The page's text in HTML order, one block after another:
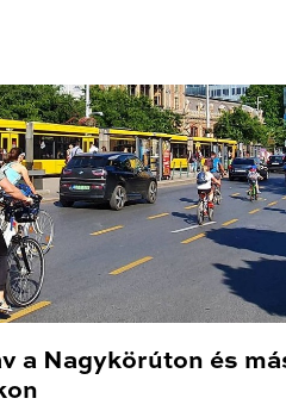
a Nagykörúton és